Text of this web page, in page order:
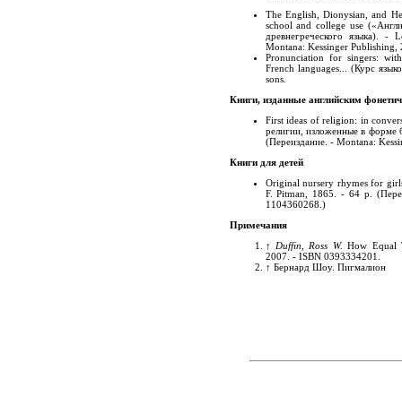
The English, Dionysian, and
school and college use
древнегреческого языка).
Montana: Kessinger
Pronunciation for singers:
French languages... (Курс
sons.
Книги, изданные английским
First ideas of religion: in
религии, изложенные в
(Переиздание. - Montana:
Книги для детей
Original nursery rhymes for
F. Pitman, 1865. - 64 p.
(
1104360268. )
Примечания
↑
Duffin, Ross W. How Equal
2007. - ISBN 0393334201.
↑ Бернард Шоу. Пигмалион